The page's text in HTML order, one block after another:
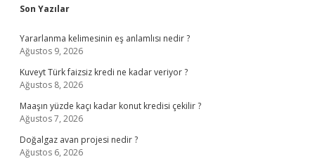
Sidebar
Son Yazılar
Yararlanma kelimesinin eş anlamlısı nedir ?
Ağustos 9, 2026
Kuveyt Türk faizsiz kredi ne kadar veriyor ?
Ağustos 8, 2026
Maaşın yüzde kaçı kadar konut kredisi çekilir ?
Ağustos 7, 2026
Doğalgaz avan projesi nedir ?
Ağustos 6, 2026